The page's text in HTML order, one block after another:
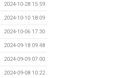
2024-10-28 15:59
2024-10-10 18:09
2024-10-06 17:30
2024-09-18 09:48
2024-09-09 07:00
2024-09-08 10:22